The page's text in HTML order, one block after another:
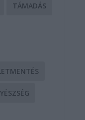
TÁMADÁS